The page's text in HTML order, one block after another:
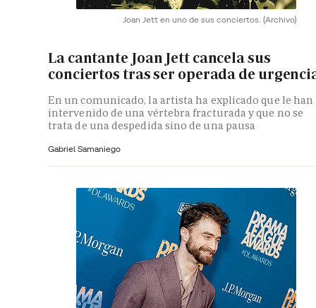
Joan Jett en uno de sus conciertos. (Archivo)
La cantante Joan Jett cancela sus
conciertos tras ser operada de
En un comunicado, la artista ha explicado que le han
intervenido de una vértebra fracturada y que no se
trata de una despedida sino de una pausa
Gabriel Samaniego